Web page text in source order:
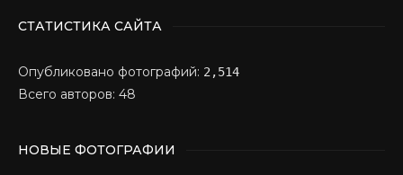
СТАТИСТИКА САЙТА
Опубликовано фотографий: 2,514
Всего авторов: 48
НОВЫЕ ФОТОГРАФИИ